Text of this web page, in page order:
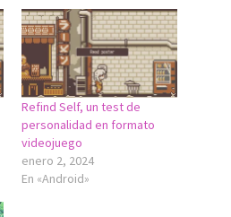
Refind Self, un test de
personalidad en formato
videojuego
enero 2, 2024
En «Android»